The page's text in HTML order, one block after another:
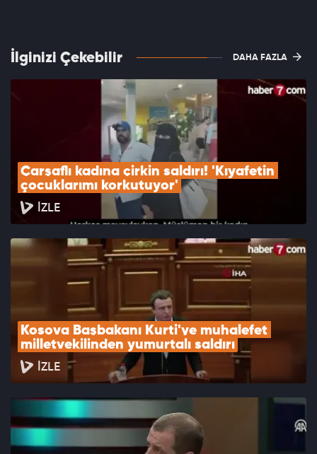
İlginizi Çekebilir DAHA FAZLA
Çarşaflı kadına çirkin saldırı! 'Kıyafetin
çocuklarımı korkutuyor'
İZLE
Kosova Başbakanı Kurti'ye muhalefet
milletvekilinden yumurtalı saldırı
İZLE